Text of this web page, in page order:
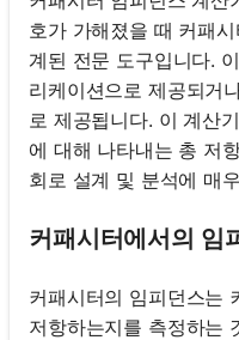
호가 가해졌을 때 커패
계된 전문 도구입니다.
리케이션으로 제공되거
로 제공됩니다. 이 계산
에 대해 나타내는 총 저
회로 설계 및 분석에 매
커패시터에서의 임
커패시터의 임피던스는
저항하는지를 측정하는